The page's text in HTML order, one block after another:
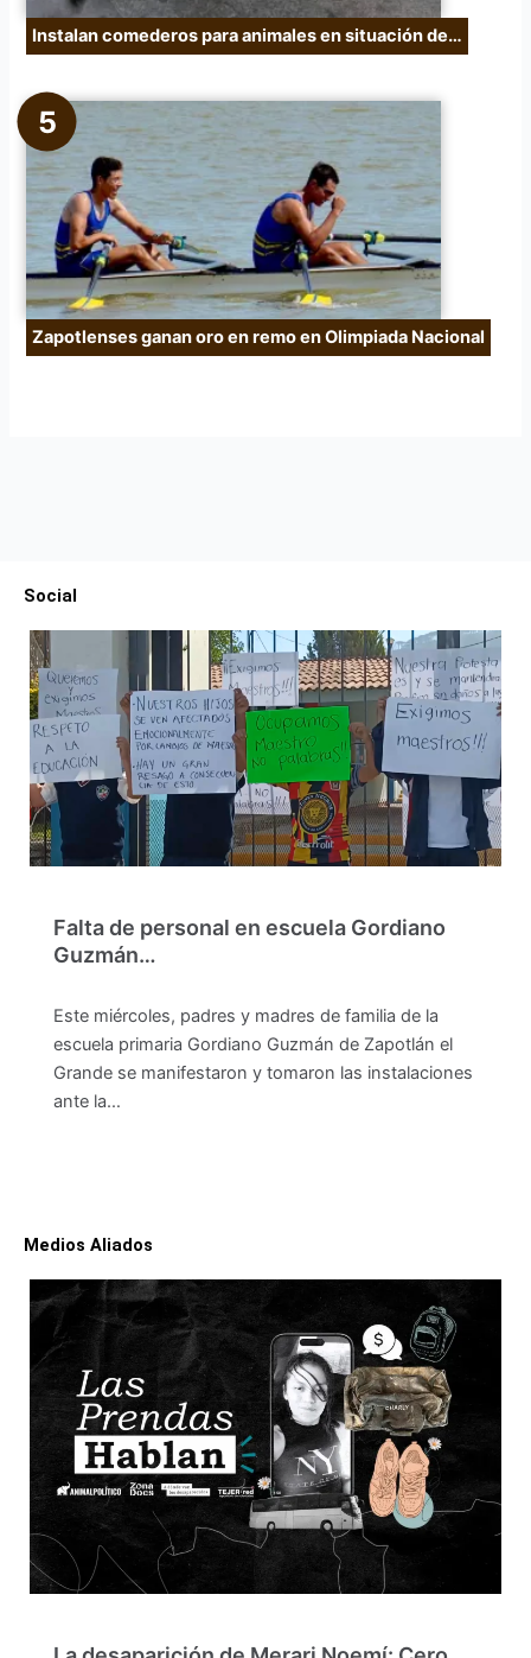
Instalan comederos para animales en situación de…
Zapotlenses ganan oro en remo en Olimpiada Nacional
Social
Falta de personal en escuela Gordiano
Guzmán…
Este miércoles, padres y madres de familia de la
escuela primaria Gordiano Guzmán de Zapotlán el
Grande se manifestaron y tomaron las instalaciones
ante la…
Medios Aliados